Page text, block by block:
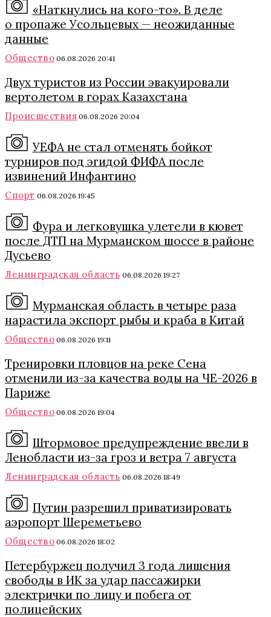
«Наткнулись на кого-то». В деле
о пропаже Усольцевых — неожиданные
данные
Общество 06.08.2026 20:41
Двух туристов из России эвакуировали
вертолетом в горах Казахстана
Происшествия 06.08.2026 20:04
УЕФА не стал отменять бойкот
турниров под эгидой ФИФА после
извинений Инфантино
Спорт 06.08.2026 19:45
Фура и легковушка улетели в кювет
после ДТП на Мурманском шоссе в районе
Дусьево
Ленинградская область 06.08.2026 19:27
Мурманская область в четыре раза
нарастила экспорт рыбы и краба в Китай
Общество 06.08.2026 19:11
Тренировки пловцов на реке Сена
отменили из-за качества воды на ЧЕ-2026 в
Париже
Общество 06.08.2026 19:04
Штормовое предупреждение ввели в
Ленобласти из-за гроз и ветра 7 августа
Ленинградская область 06.08.2026 18:49
Путин разрешил приватизировать
аэропорт Шереметьево
Общество 06.08.2026 18:02
Петербуржец получил 3 года лишения
свободы в ИК за удар пассажирки
электрички по лицу и побега от
полицейских